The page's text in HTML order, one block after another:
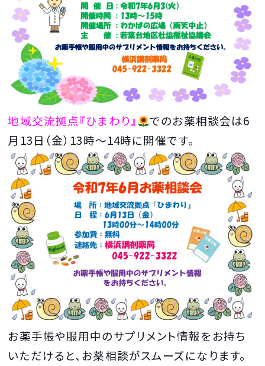
地域交流拠点『ひまわり』
でのお薬相談会は6
月13日（金）13時～14時に開催です。
お薬手帳や服用中のサプリメント情報をお持ち
いただけると、お薬相談がスムーズになります。